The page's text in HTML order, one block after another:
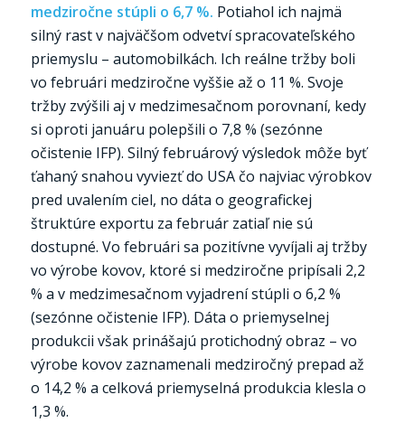
medziročne stúpli o 6,7 %. Potiahol ich najmä
silný rast v najväčšom odvetví spracovateľského
priemyslu – automobilkách. Ich reálne tržby boli
vo februári medziročne vyššie až o 11 %. Svoje
tržby zvýšili aj v medzimesačnom porovnaní, kedy
si oproti januáru polepšili o 7,8 % (sezónne
očistenie IFP). Silný februárový výsledok môže byť
ťahaný snahou vyviezť do USA čo najviac výrobkov
pred uvalením ciel, no dáta o geografickej
štruktúre exportu za február zatiaľ nie sú
dostupné. Vo februári sa pozitívne vyvíjali aj tržby
vo výrobe kovov, ktoré si medziročne pripísali 2,2
% a v medzimesačnom vyjadrení stúpli o 6,2 %
(sezónne očistenie IFP). Dáta o priemyselnej
produkcii však prinášajú protichodný obraz – vo
výrobe kovov zaznamenali medziročný prepad až
o 14,2 % a celková priemyselná produkcia klesla o
1,3 %.